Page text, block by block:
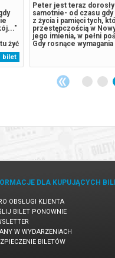
żyć
o
bilet
Peter jest teraz
samotnie- od czasu gdy
z życia i pamięci tych,
przestępczością w
jego imienia, w pełni
Gdy rosnące
presja wywołuje
która zagraża jego
niepokojący...
DLA KUPUJĄCYCH
OBSŁUGI KLIENTA
BILET PONOWNIE
W WYDARZENIACH
BILETÓW